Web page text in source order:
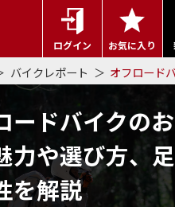
ログイン お気に入り
バイクレポート オフロード
ードバイクの
力や選び方、
を解説